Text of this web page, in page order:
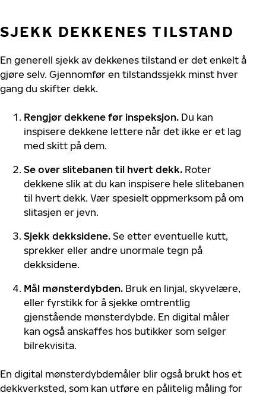
SJEKK DEKKENES TILSTAND
En generell sjekk av dekkenes tilstand er det enkelt å
gjøre selv. Gjennomfør en tilstandssjekk minst hver
gang du skifter dekk.
Rengjør dekkene før inspeksjon. Du kan
inspisere dekkene lettere når det ikke er et lag
med skitt på dem.
Se over slitebanen til hvert dekk. Roter
dekkene slik at du kan inspisere hele slitebanen
til hvert dekk. Vær spesielt oppmerksom på om
slitasjen er jevn.
Sjekk dekksidene. Se etter eventuelle kutt,
sprekker eller andre unormale tegn på
dekksidene.
Mål mønsterdybden. Bruk en linjal, skyvelære,
eller fyrstikk for å sjekke omtrentlig
gjenstående mønsterdybde. En digital måler
kan også anskaffes hos butikker som selger
bilrekvisita.
En digital mønsterdybdemåler blir også brukt hos et
dekkverksted, som kan utføre en pålitelig måling for